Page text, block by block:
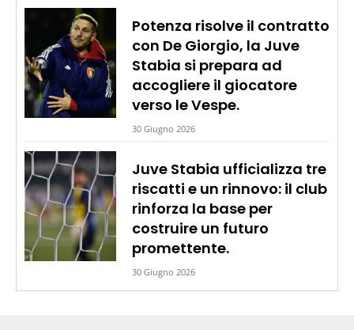
Potenza risolve il contratto
con De Giorgio, la Juve
Stabia si prepara ad
accogliere il giocatore
verso le Vespe.
30 Giugno 2026
Juve Stabia ufficializza tre
riscatti e un rinnovo: il club
rinforza la base per
costruire un futuro
promettente.
30 Giugno 2026